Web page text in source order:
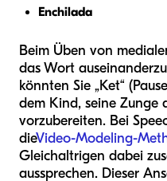
Enchilada
Beim Üben von
das Wort
könnten Sie „Ket“
dem Kind, seine Zunge
vorzubereiten. Bei
dieVideo-Modeling-
Gleichaltrigen dabei
aussprechen. Dieser